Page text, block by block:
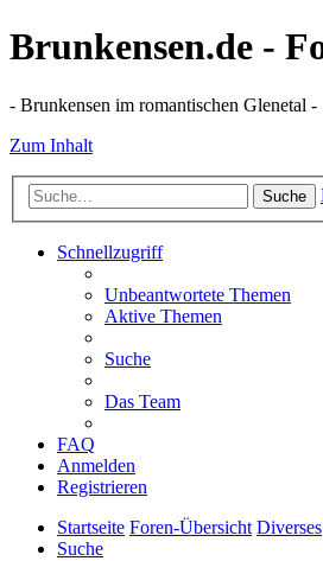
Brunkensen.de -
- Brunkensen im romantischen Glenetal -
Zum Inhalt
Suche
Schnellzugriff
Unbeantwortete Themen
Aktive Themen
Suche
Das Team
FAQ
Anmelden
Registrieren
Startseite Foren-Übersicht Diverses
Suche